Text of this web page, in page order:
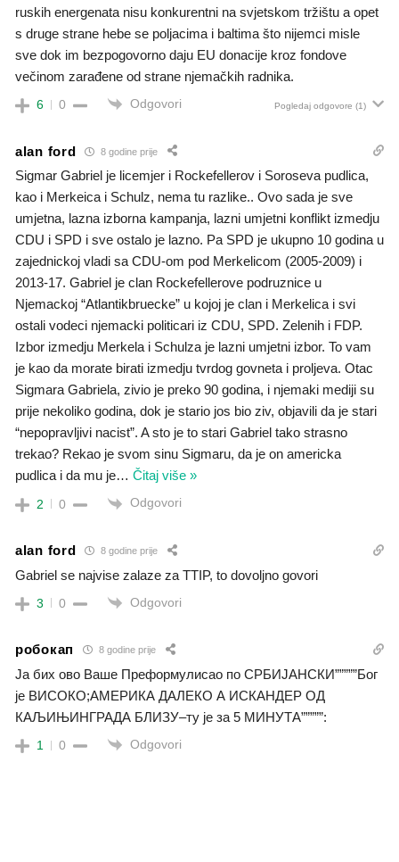
ruskih energenata nisu konkurentni na svjetskom tržištu a opet
s druge strane hebe se poljacima i baltima što nijemci misle
sve dok im bezpogovorno daju EU donacije kroz fondove
večinom zarađene od strane njemačkih radnika.
6 0 Odgovori Pogledaj odgovore (1)
alan ford 8 godine prije
Sigmar Gabriel je licemjer i Rockefellerov i Soroseva pudlica,
kao i Merkeica i Schulz, nema tu razlike.. Ovo sada je sve
umjetna, lazna izborna kampanja, lazni umjetni konflikt izmedju
CDU i SPD i sve ostalo je lazno. Pa SPD je ukupno 10 godina u
zajednickoj vladi sa CDU-om pod Merkelicom (2005-2009) i
2013-17. Gabriel je clan Rockefellerove podruznice u
Njemackoj “Atlantikbruecke” u kojoj je clan i Merkelica i svi
ostali vodeci njemacki politicari iz CDU, SPD. Zelenih i FDP.
Izbor izmedju Merkela i Schulza je lazni umjetni izbor. To vam
je kao da morate birati izmedju tvrdog govneta i proljeva. Otac
Sigmara Gabriela, zivio je preko 90 godina, i njemaki mediji su
prije nekoliko godina, dok je stario jos bio ziv, objavili da je stari
“nepopravljivi nacist”. A sto je to stari Gabriel tako strasno
trekao? Rekao je svom sinu Sigmaru, da je on americka
pudlica i da mu je… Čitaj više »
2 0 Odgovori
alan ford 8 godine prije
Gabriel se najvise zalaze za TTIP, to dovoljno govori
3 0 Odgovori
робокап 8 godine prije
Ја бих ово Ваше Преформулисао по СРБИЈАНСКИ”””””Бог
је ВИСОКО;АМЕРИКА ДАЛЕКО А ИСКАНДЕР ОД
КАЉИЊИНГРАДА БЛИЗУ–ту је за 5 МИНУТА”””””:
1 0 Odgovori